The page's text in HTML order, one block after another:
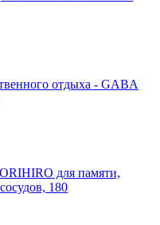
отдыха - GABA
для памяти,
180